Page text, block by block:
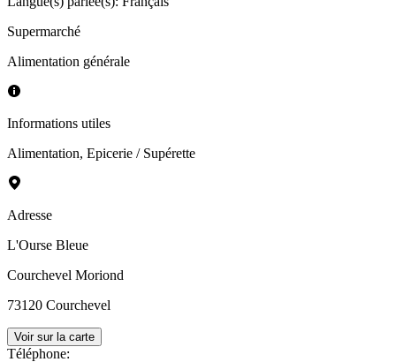
Supermarché
Alimentation générale
Informations utiles
Alimentation, Epicerie / Supérette
Adresse
L'Ourse Bleue
Courchevel Moriond
73120 Courchevel
Voir sur la carte
Téléphone: